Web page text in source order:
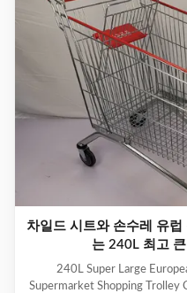
차일드 시트와 손수레 유
는 240L 최고
240L Super Large
Supermarket Shopping Trolley